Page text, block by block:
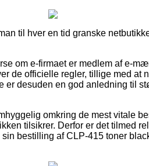
til hver en tid granske
om e-firmaet er medlem af e-
de officielle regler, tillige med at
desuden en god anledning til
omkring de mest vitale
tilsikrer. Derfor er det tilmed
bestilling af CLP-415 toner